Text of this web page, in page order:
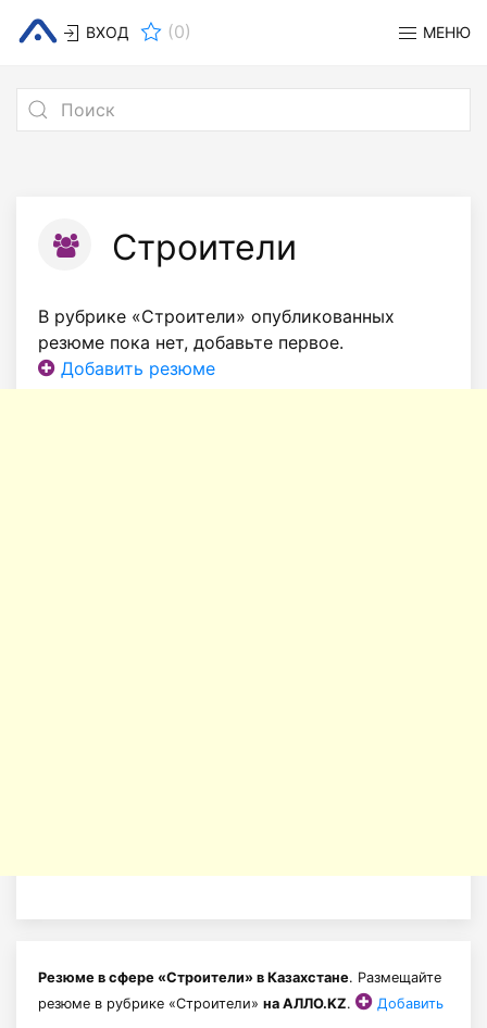
ВХОД (0) МЕНЮ
Строители
В рубрике «Строители» опубликованных
резюме пока нет, добавьте первое.
Добавить резюме
Резюме в сфере «Строители» в Казахстане. Размещайте
резюме в рубрике «Строители» на АЛЛО.KZ. Добавить